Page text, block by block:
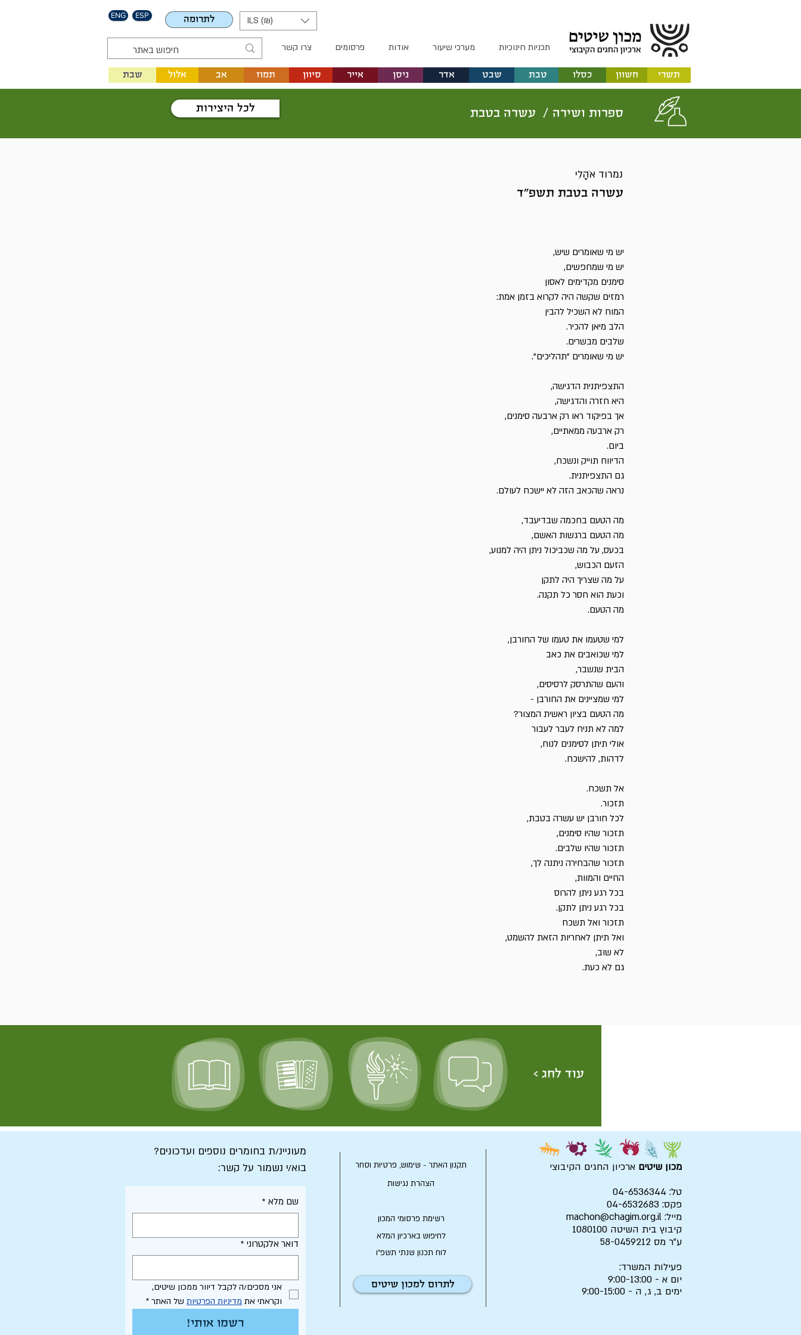
ENG ESP לתרומה ILS (₪)
תכניות חינוכיות מערכי שיעור אודות פרסומים צרו קשר
אלול שבת תמוז אב ניסן סיוון אדר טבת שבט חשוון תשרי כסלו אייר
לכל היצירות עשרה בטבת ספרות ושירה /
נמרוד אֹהֳלִי
עשרה בטבת תשפ"ד
יש מי שאומרים שיש,
יש מי שמחפשים,
סימנים מקדימים לאסון
רמזים שקשה היה לקרוא בזמן אמת:
המוח לא השכיל להבין
הלב מיאן להכיר.
שלבים מבשרים.
יש מי שאומרים "תהליכים".
התצפיתנית הדגישה,
היא חזרה והדגישה,
אך בפיקוד ראו רק ארבעה סימנים,
רק ארבעה ממאתיים,
ביום.
הדיווח תוייק ונשכח,
גם התצפיתנית.
נראה שהכאב הזה לא יישכח לעולם.
מה הטעם בחכמה שבדיעבד,
מה הטעם ברגשות האשם,
בכעס, על מה שכביכול ניתן היה למנוע,
הזעם הכבוש,
על מה שצריך היה לתקן
וכעת הוא חסר כל תקנה.
מה הטעם.
למי שטעמו את טעמו של החורבן,
למי שכואבים את כאב
הבית שנשבר,
והעם שהתרסק לרסיסים,
למי שמציינים את החורבן -
מה הטעם בציון ראשית המצור?
למה לא תניח לעבר לעבור
אולי תיתן לסימנים לנוח,
לדהות, להישכח.
אל תשכח.
תזכור.
לכל חורבן יש עשרה בטבת,
תזכור שהיו סימנים,
תזכור שהיו שלבים.
תזכור שהבחירה ניתנה לך,
החיים והמוות,
בכל רגע ניתן להרוס
בכל רגע ניתן לתקן.
תזכור ואל תשכח
ואל תיתן לאחריות הזאת להשמט,
לא שוב,
גם לא כעת.
עוד לחג >
מעוניינ/ת בחומרים נוספים ועדכונים?
בוא/י נשמור על קשר:
שם מלא *
דואר אלקטרוני *
וקראתי את מדיניות הפרטיות של האתר *
רשמו אותי!
תקנון האתר - שימוש, פרטיות וסחר
הצהרת נגישות
רשימת פרסומי המכון
לחיפוש בארכיון המלא
לוח תכנון שנתי תשפ"ו
לתרום למכון שיטים
מכון שיטים ארכיון החגים הקיבוצי
טל: 04-6536344
פקס: 04-6532683
מייל: machon@chagim.org.il
קיבוץ בית השיטה 1080100
ע"ר מס 58-0459212
פעילות המשרד:
יום א - 9:00-13:00
ימים ב, ג, ה - 9:00-15:00